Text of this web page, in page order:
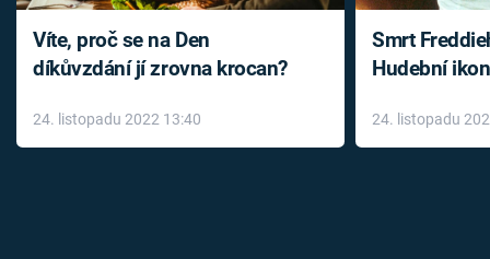
Víte, proč se na Den
díkůvzdání jí zrovna krocan?
24. listopadu 2022 13:40
Smrt
Hudební
léky
24. listopadu